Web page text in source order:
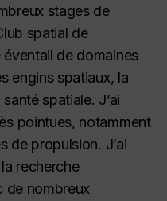
stages de
spatial de
de domaines
engins spatiaux, la
spatiale. J’ai
pointues, notamment
de propulsion. J’ai
recherche
de nombreux